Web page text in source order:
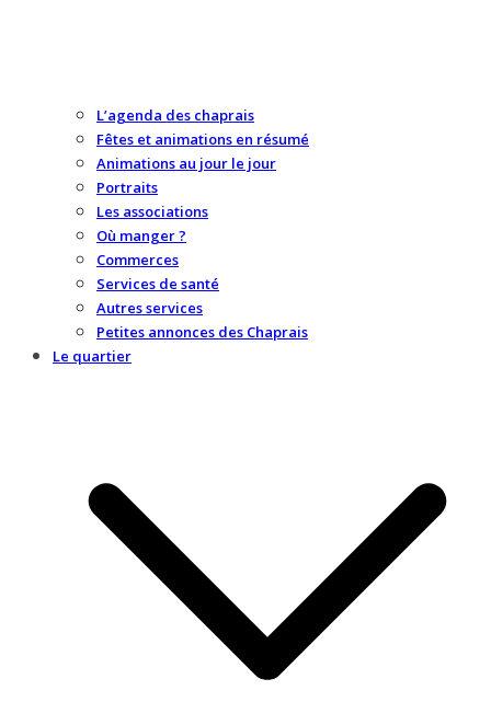
L’agenda des chaprais
Fêtes et animations en résumé
Animations au jour le jour
Portraits
Les associations
Où manger ?
Commerces
Services de santé
Autres services
Petites annonces des Chaprais
Le quartier